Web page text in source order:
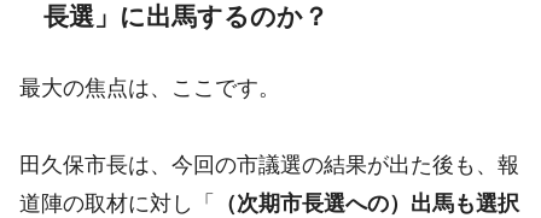
長選」に出馬するのか？
最大の焦点は、ここです。
田久保市長は、今回の市議選の結果が出た後も、報
道陣の取材に対し「
（次期市長選への）出馬も選択